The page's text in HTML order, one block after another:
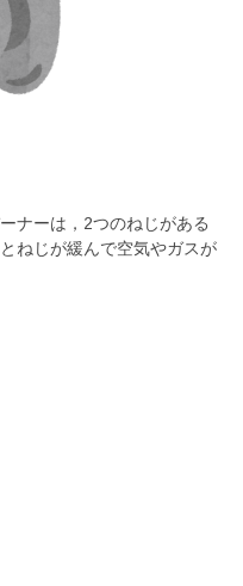
ナーは，2つのねじがある
ねじが緩んで空気やガスが